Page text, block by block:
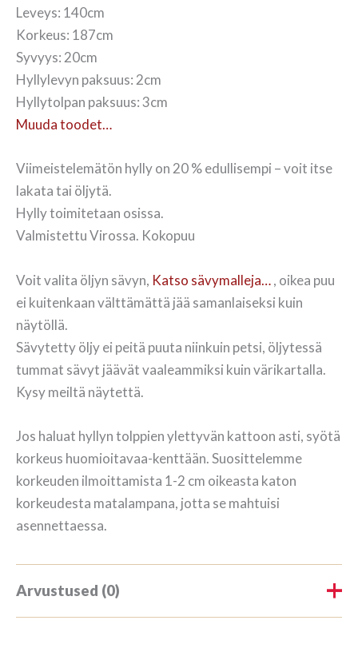
Leveys: 140cm
Korkeus: 187cm
Syvyys: 20cm
Hyllylevyn paksuus: 2cm
Hyllytolpan paksuus: 3cm
Muuda toodet…
Viimeistelemätön hylly on 20 % edullisempi – voit itse
lakata tai öljytä.
Hylly toimitetaan osissa.
Valmistettu Virossa. Kokopuu
Voit valita öljyn sävyn, Katso sävymalleja…, oikea puu
ei kuitenkaan välttämättä jää samanlaiseksi kuin
näytöllä.
Sävytetty öljy ei peitä puuta niinkuin petsi, öljytessä
tummat sävyt jäävät vaaleammiksi kuin värikartalla.
Kysy meiltä näytettä.
Jos haluat hyllyn tolppien ylettyvän kattoon asti, syötä
korkeus huomioitavaa-kenttään. Suosittelemme
korkeuden ilmoittamista 1-2 cm oikeasta katon
korkeudesta matalampana, jotta se mahtuisi
asennettaessa.
Arvustused (0)